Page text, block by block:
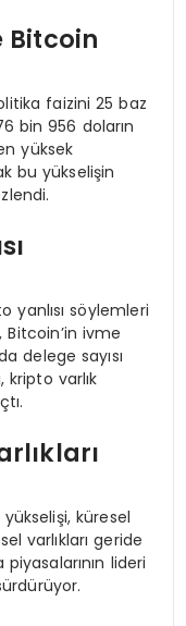
Bitcoin
faizini 25 baz
bin 956 doların
yüksek
bu yükselişin
yanlısı söylemleri
ivme
delege sayısı
varlık
yükselişi, küresel
varlıkları geride
lideri